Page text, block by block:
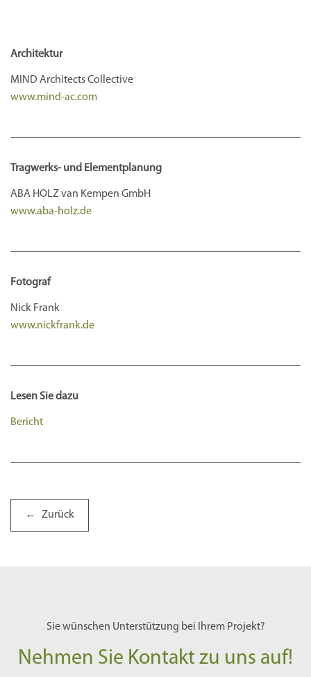
Architektur
MIND Architects Collective
www.mind-ac.com
Tragwerks- und Elementplanung
ABA HOLZ van Kempen GmbH
www.aba-holz.de
Fotograf
Nick Frank
www.nickfrank.de
Lesen Sie dazu
Bericht
Zurück
Sie wünschen Unterstützung bei Ihrem Projekt?
Nehmen Sie Kontakt zu uns auf!